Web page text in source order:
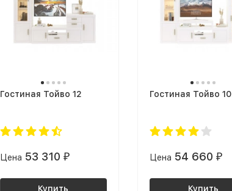
Гостиная Тойво 12
Цена 53 310 ₽
Купить
Гостиная Тойво 10
Цена 54 660 ₽
Купить